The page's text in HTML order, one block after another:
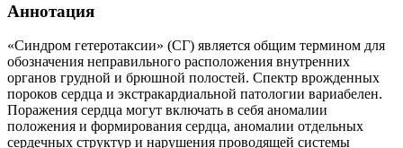
Аннотация
«Синдром гетеротаксии» (СГ) является общим термином для
обозначения неправильного расположения внутренних
органов грудной и брюшной полостей. Спектр врожденных
пороков сердца и экстракардиальной патологии вариабелен.
Поражения сердца могут включать в себя аномалии
положения и формирования сердца, аномалии отдельных
сердечных структур и нарушения проводящей системы